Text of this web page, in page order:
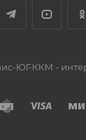
ЮГ-ККМ -